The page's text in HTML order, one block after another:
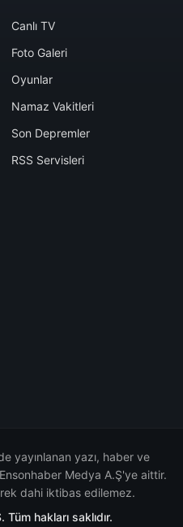
Canlı TV
Foto Galeri
Oyunlar
Namaz Vakitleri
Son Depremler
RSS Servisleri
yayınlanan yazı, haber ve
Medya A.Ş'ye aittir.
dahi iktibas edilemez.
hakları saklıdır.